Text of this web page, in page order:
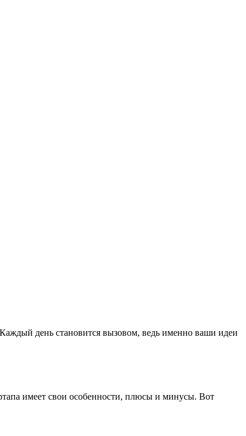
день становится вызовом, ведь именно ваши идеи
имеет свои особенности, плюсы и минусы. Вот